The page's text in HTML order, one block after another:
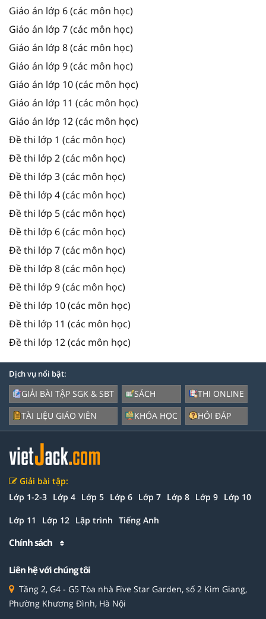
Giáo án lớp 6 (các môn học)
Giáo án lớp 7 (các môn học)
Giáo án lớp 8 (các môn học)
Giáo án lớp 9 (các môn học)
Giáo án lớp 10 (các môn học)
Giáo án lớp 11 (các môn học)
Giáo án lớp 12 (các môn học)
Đề thi lớp 1 (các môn học)
Đề thi lớp 2 (các môn học)
Đề thi lớp 3 (các môn học)
Đề thi lớp 4 (các môn học)
Đề thi lớp 5 (các môn học)
Đề thi lớp 6 (các môn học)
Đề thi lớp 7 (các môn học)
Đề thi lớp 8 (các môn học)
Đề thi lớp 9 (các môn học)
Đề thi lớp 10 (các môn học)
Đề thi lớp 11 (các môn học)
Đề thi lớp 12 (các môn học)
Dịch vụ nổi bật:
GIẢI BÀI TẬP SGK & SBT
TÀI LIỆU GIÁO VIÊN
SÁCH
KHÓA HỌC
THI ONLINE
HỎI ĐÁP
Giải bài tập:
Lớp 1-2-3 Lớp 4 Lớp 5 Lớp 6 Lớp 7 Lớp 8 Lớp 9 Lớp 10
Lớp 11 Lớp 12 Lập trình Tiếng Anh
Chính sách
Liên hệ với chúng tôi
Tầng 2, G4 - G5 Tòa nhà Five Star Garden, số 2 Kim Giang,
Phường Khương Đình, Hà Nội